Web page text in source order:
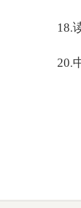
18.
20.